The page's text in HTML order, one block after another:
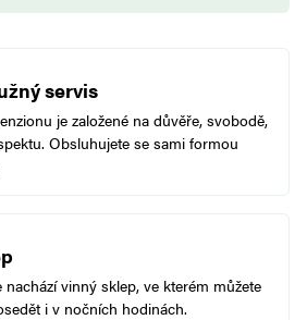
servis
je založené na důvěře, svobodě,
Obsluhujete se sami formou
nachází vinný sklep, ve kterém můžete
i v nočních hodinách.